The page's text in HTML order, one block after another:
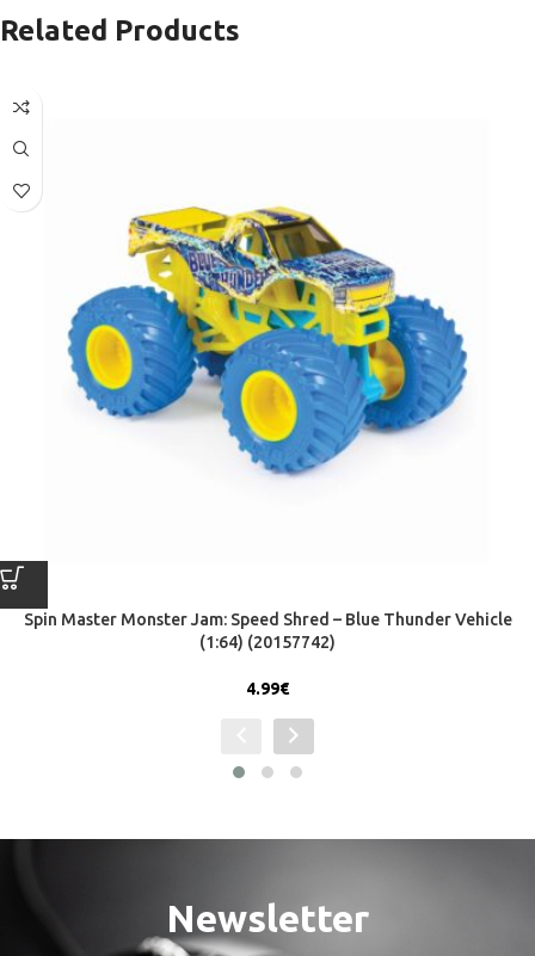
Related Products
Spin Master Monster Jam: Speed Shred – Blue Thunder Vehicle
(1:64) (20157742)
4.99€
Newsletter